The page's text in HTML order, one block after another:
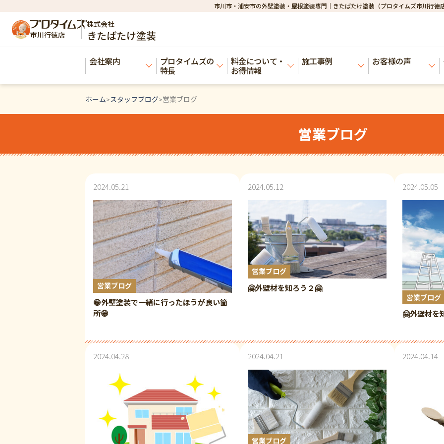
市川市・浦安市の外壁塗装・屋根塗装専門｜きたばたけ塗装（プロタイムズ市川行徳
市川行徳店
株式会社
きたばたけ塗装
会社案内 プロタイムズの
特長
料金について・
お得情報
施工事例 お客様の声
ホーム>スタッフブログ>営業ブログ
営業ブログ
2024.05.21
営業ブログ
😁外壁塗装で一緒に行ったほうが良い箇
所😁
2024.05.12
営業ブログ
🤗外壁材を知ろう２🤗
2024.05.05
営業ブログ
🤗外壁材を
2024.04.28 2024.04.21
営業ブログ
2024.04.14